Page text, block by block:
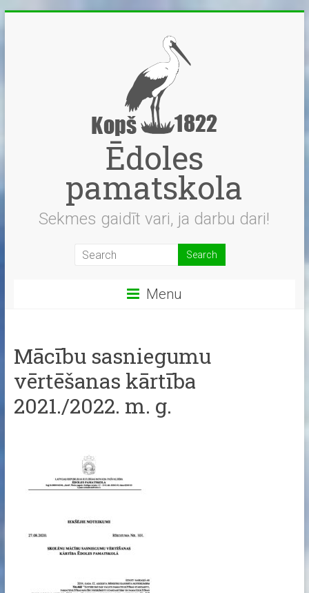
Ēdoles
pamatskola
Sekmes gaidīt vari, ja darbu dari!
Menu
Mācību sasniegumu
vērtēšanas kārtība
2021./2022. m. g.